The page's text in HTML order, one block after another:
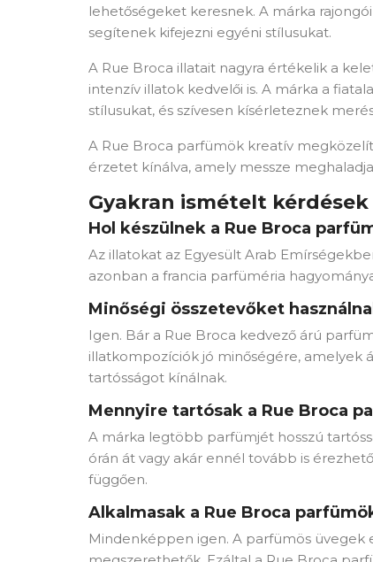
lehetőségeket keresnek. A márka
segítenek kifejezni egyéni stílusukat.
A Rue Broca illatait nagyra értékelik a
intenzív illatok kedvelői is. A márka a
stílusukat, és szívesen kísérleteznek
A Rue Broca parfümök kreatív
érzetet kínálva, amely messze
Gyakran ismételt kérdések
Hol készülnek a Rue Broca
Az illatokat az Egyesült Arab
azonban a francia parfüméria
Minőségi összetevőket
Igen. Bár a Rue Broca kedvező árú
illatkompozíciók jó minőségére, amelyek
tartósságot kínálnak.
Mennyire tartósak a Rue Broca
A márka legtöbb parfümjét hosszú
órán át vagy akár ennél tovább is
függően.
Alkalmasak a Rue Broca
Mindenképpen igen. A parfümös üvegek